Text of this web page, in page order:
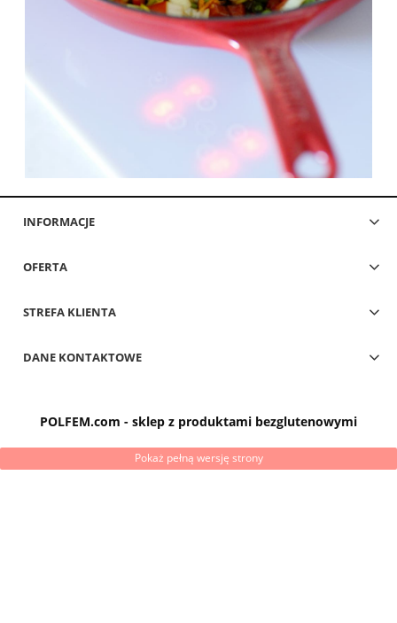
INFORMACJE
OFERTA
STREFA KLIENTA
DANE KONTAKTOWE
POLFEM.com - sklep z produktami bezglutenowymi
Pokaż pełną wersję strony